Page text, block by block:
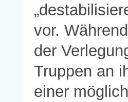
vor.
der
Truppen an
einer